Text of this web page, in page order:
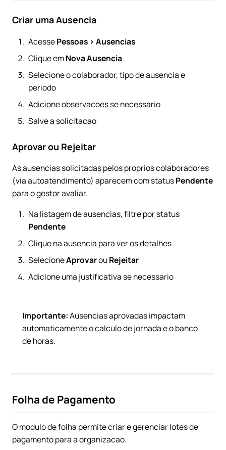
Criar uma Ausencia
AcessePessoas > Ausencias
Clique emNova Ausencia
Selecione o colaborador, tipo de ausencia e
periodo
Adicione observacoes se necessario
Salve a solicitacao
Aprovar ou Rejeitar
As ausencias solicitadas pelos proprios colaboradores
(via autoatendimento) aparecem com statusPendente
para o gestor avaliar.
Na listagem de ausencias, filtre por status
Pendente
Clique na ausencia para ver os detalhes
SelecioneAprovarouRejeitar
Adicione uma justificativa se necessario
Importante:Ausencias aprovadas impactam
automaticamente o calculo de jornada e o banco
de horas.
Folha de Pagamento
O modulo de folha permite criar e gerenciar lotes de
pagamento para a organizacao.